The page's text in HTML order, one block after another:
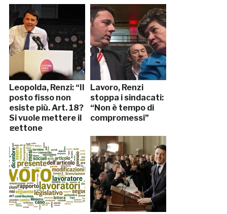
proteste”
Leopolda, Renzi: “Il
posto fisso non
esiste più. Art. 18?
Si vuole mettere il
gettone
Lavoro, Renzi
stoppa i sindacati:
“Non è tempo di
compromessi”